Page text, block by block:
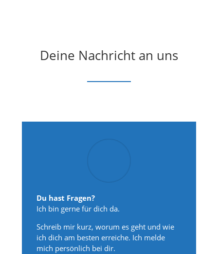
Deine Nachricht an uns
Du hast Fragen?
Ich bin gerne für dich da.
Schreib mir kurz, worum es geht und wie
ich dich am besten erreiche. Ich melde
mich persönlich bei dir.